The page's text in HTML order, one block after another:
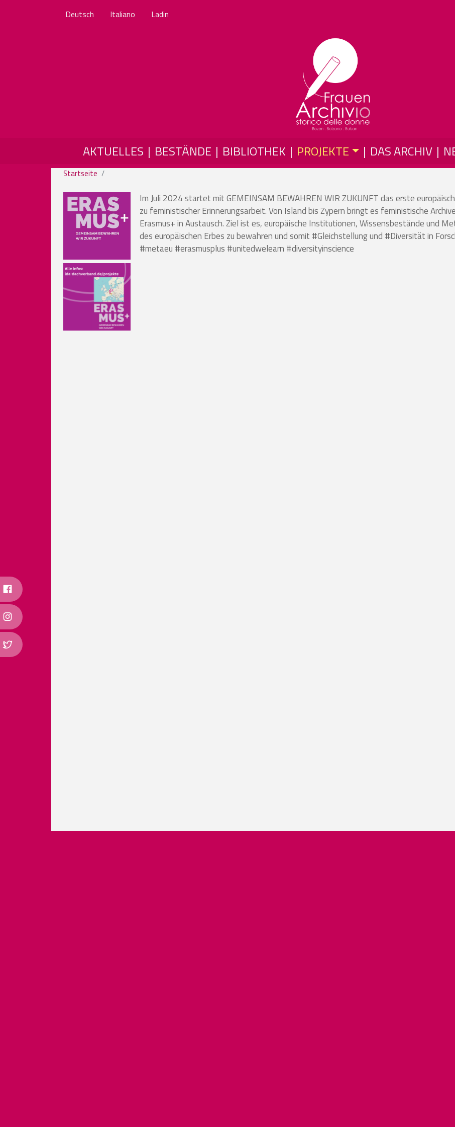
Deutsch Italiano Ladin
MAIN NAVIGATION
AKTUELLES BESTÄNDE BIBLIOTHEK PROJEKTE DAS ARCHIV
Startseite
Im Juli 2024 startet mit GEMEINSAM BEWAHREN WIR ZUKUNFT das erste
zu feministischer Erinnerungsarbeit. Von Island bis Zypern bringt es feministische
Erasmus+ in Austausch. Ziel ist es, europäische Institutionen, Wissensbestände und
des europäischen Erbes zu bewahren und somit #Gleichstellung und #Diversität in
#metaeu #erasmusplus #unitedwelearn #diversityinscience